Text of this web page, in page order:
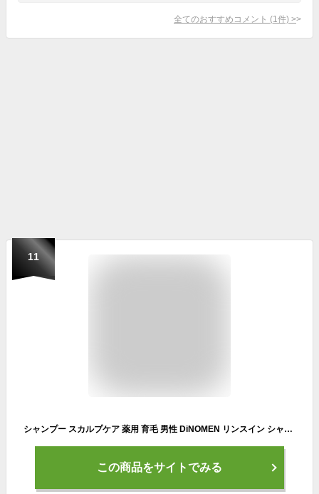
全てのおすすめコメント (1 件) >
11
シャンプー スカルプケア 薬用 育毛 男性 DiNOMEN リンスイン シャンプー 1000ml 2本セット メンズ 薄毛 抜毛 ふけ かゆみ 臭い 予防 頭皮ケア ボタニカル ヘアケア ノンシリコン 育毛剤の浸透をサポート ZZ 【SALE】【特20】父の日 〇
この商品をサイトでみる